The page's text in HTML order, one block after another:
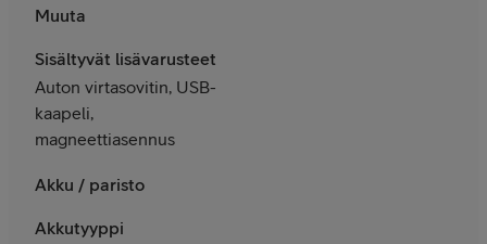
Muuta
Sisältyvät lisävarusteet
Auton virtasovitin, USB-
kaapeli,
magneettiasennus
Akku / paristo
Akkutyyppi